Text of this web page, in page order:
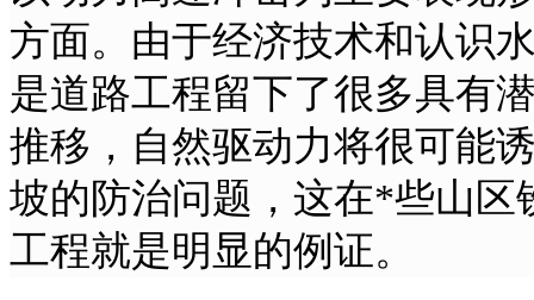
方面。由于经济技术和认识
是道路工程留下了很多具有
推移，自然驱动力将很可能
坡的防治问题，这在*些山区
工程就是明显的例证。